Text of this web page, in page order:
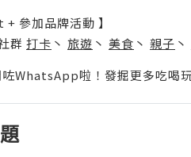
+ 參加品牌活動 】
群 打卡 丶 旅遊 丶 美食 丶 親子 丶
WhatsApp啦！發掘更多吃喝